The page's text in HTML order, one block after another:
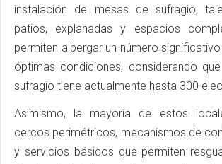
instalación de mesas de sufragio,
patios, explanadas y espacios
permiten albergar un número
óptimas condiciones, considerando
sufragio tiene actualmente hasta 300
Asimismo, la mayoría de estos
cercos perimétricos, mecanismos de
y servicios básicos que permiten